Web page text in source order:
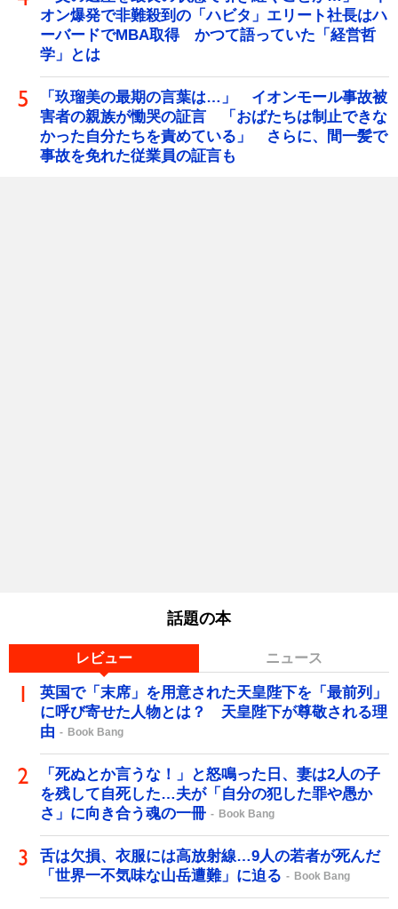
オン爆発で非難殺到の「ハビタ」エリート社長はハ
ーバードでMBA取得 かつて語っていた「経営哲
学」とは
「玖瑠美の最期の言葉は…」 イオンモール事故被
害者の親族が慟哭の証言 「おばたちは制止できな
かった自分たちを責めている」 さらに、間一髪で
事故を免れた従業員の証言も
話題の本
レビュー ニュース
英国で「末席」を用意された天皇陛下を「最前列」
に呼び寄せた人物とは？ 天皇陛下が尊敬される理
由
Book Bang
「死ぬとか言うな！」と怒鳴った日、妻は2人の子
を残して自死した…夫が「自分の犯した罪や愚か
さ」に向き合う魂の一冊
Book Bang
舌は欠損、衣服には高放射線…9人の若者が死んだ
「世界一不気味な山岳遭難」に迫る
Book Bang